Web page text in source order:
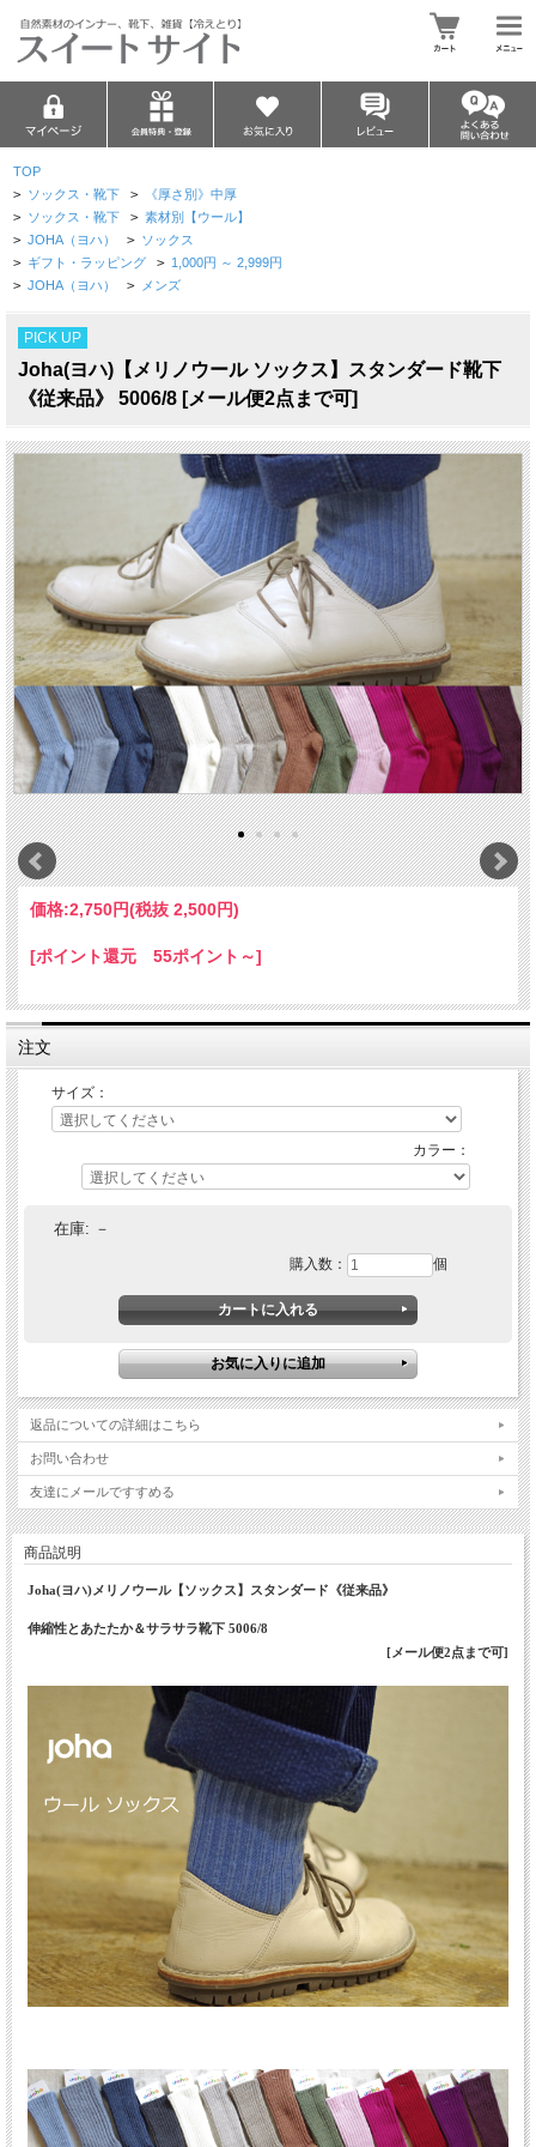
TOP
> ソックス・靴下 > 《厚さ別》中厚
> ソックス・靴下 > 素材別【ウール】
> JOHA（ヨハ） > ソックス
> ギフト・ラッピング > 1,000円 ～ 2,999円
> JOHA（ヨハ） > メンズ
PICK UP
Joha(ヨハ)【メリノウール ソックス】スタンダード靴下
《従来品》 5006/8 [メール便2点まで可]
価格:2,750円(税抜 2,500円)
[ポイント還元 55ポイント～]
注文
サイズ：
カラー：
在庫: －
購入数： 個
返品についての詳細はこちら
お問い合わせ
友達にメールですすめる
商品説明
Joha(ヨハ)メリノウール【ソックス】スタンダード《従来品》
伸縮性とあたたか＆サラサラ靴下 5006/8
[メール便2点まで可]